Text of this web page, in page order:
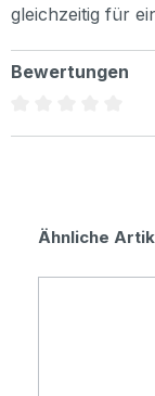
gleichzeitig für
Bewertungen
Ähnliche